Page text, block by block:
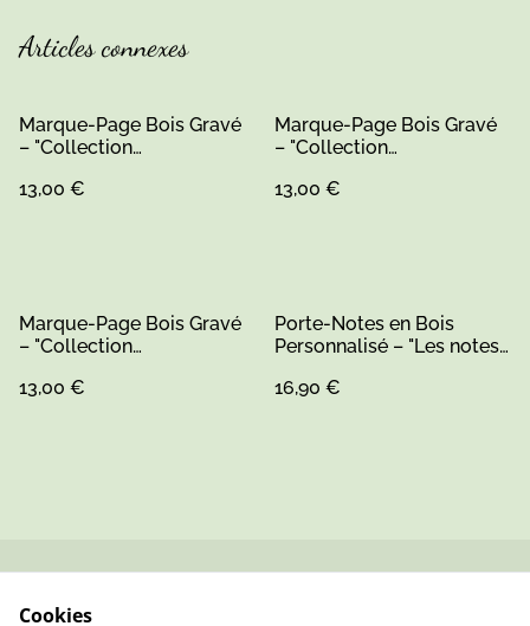
Articles connexes
Marque-Page Bois Gravé
– "Collection
13,00 €
Marque-Page Bois Gravé
– "Collection
13,00 €
Marque-Page Bois Gravé
– "Collection
13,00 €
Porte-Notes en Bois
Personnalisé – "Les notes
16,90 €
Cookies